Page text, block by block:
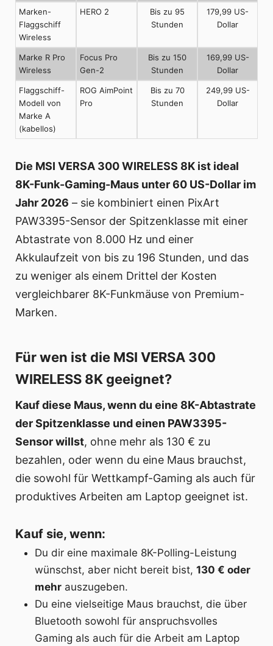
Marken-
Flaggschiff
Wireless
HERO 2
Bis zu 95
Stunden
179,99 US-
Dollar
Marke R Pro
Wireless
Focus Pro
Gen-2
Bis zu 150
Stunden
169,99 US-
Dollar
Flaggschiff-
Modell von
Marke A
(kabellos)
ROG AimPoint
Pro
Bis zu 70
Stunden
249,99 US-
Dollar
Die MSI VERSA 300 WIRELESS 8K ist ideal
8K-Funk-Gaming-Maus unter 60 US-Dollar im
Jahr 2026 – sie kombiniert einen PixArt
PAW3395-Sensor der Spitzenklasse mit einer
Abtastrate von 8.000 Hz und einer
Akkulaufzeit von bis zu 196 Stunden, und das
zu weniger als einem Drittel der Kosten
vergleichbarer 8K-Funkmäuse von Premium-
Marken.
Für wen ist die MSI VERSA 300
WIRELESS 8K geeignet?
Kauf diese Maus, wenn du eine 8K-Abtastrate
der Spitzenklasse und einen PAW3395-
Sensor willst, ohne mehr als 130 € zu
bezahlen, oder wenn du eine Maus brauchst,
die sowohl für Wettkampf-Gaming als auch für
produktives Arbeiten am Laptop geeignet ist.
Kauf sie, wenn:
Du dir eine maximale 8K-Polling-Leistung
wünschst, aber nicht bereit bist,130 € oder
mehr auszugeben.
Du eine vielseitige Maus brauchst, die über
Bluetooth sowohl für anspruchsvolles
Gaming als auch für die Arbeit am Laptop